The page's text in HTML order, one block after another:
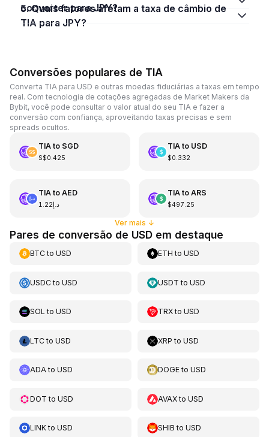
converter para JPY?
5. Quais fatores afetam a taxa de câmbio de
TIA para JPY?
Conversões populares de TIA
Converta TIA para USD e outras moedas fiduciárias a taxas em tempo
real. Com tecnologia de cotações agregadas de Market Makers da
Bybit, você pode consultar o valor atual do seu TIA e fazer a
conversão com confiança, aproveitando taxas precisas e sem
spreads ocultos.
TIAto SGD
S$0.425
TIAto USD
$0.332
TIAto AED
د.إ1.22
TIAto ARS
$497.25
Ver mais ↓
Pares de conversão de USD em destaque
BTCto USD ETH toUSD
USDCto USD USDT toUSD
SOL to USD TRXtoUSD
LTCto USD XRP toUSD
ADAto USD DOGEtoUSD
DOT to USD AVAXtoUSD
LINKto USD SHIB toUSD